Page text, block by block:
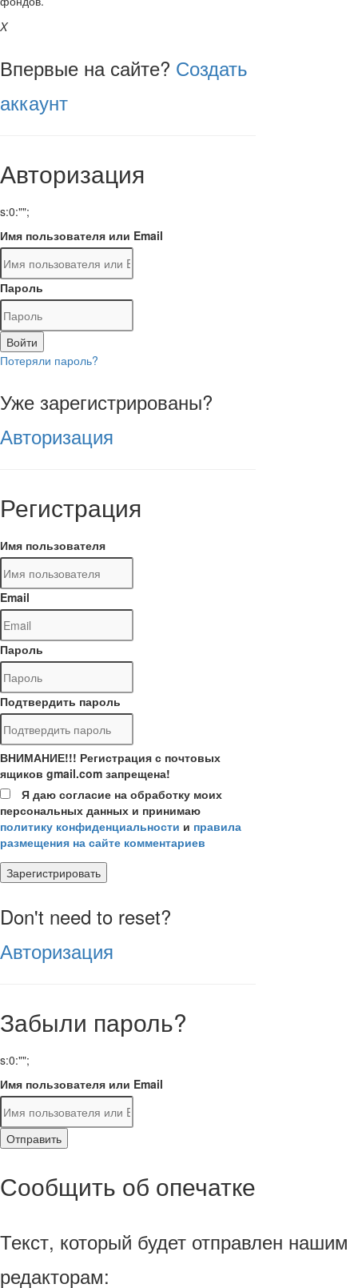
X
Впервые на сайте? Создать
аккаунт
Авторизация
s:0:"";
Имя пользователя или Email
Пароль
Войти
Потеряли пароль?
Уже зарегистрированы?
Авторизация
Регистрация
Имя пользователя
Email
Пароль
Подтвердить пароль
ВНИМАНИЕ!!! Регистрация с почтовых
ящиков gmail.com запрещена!
Я даю согласие на обработку моих
персональных данных и принимаю
политику конфиденциальности и правила
размещения на сайте комментариев
Зарегистрировать
Don't need to reset?
Авторизация
Забыли пароль?
s:0:"";
Имя пользователя или Email
Отправить
Сообщить об опечатке
Текст, который будет отправлен нашим
редакторам: